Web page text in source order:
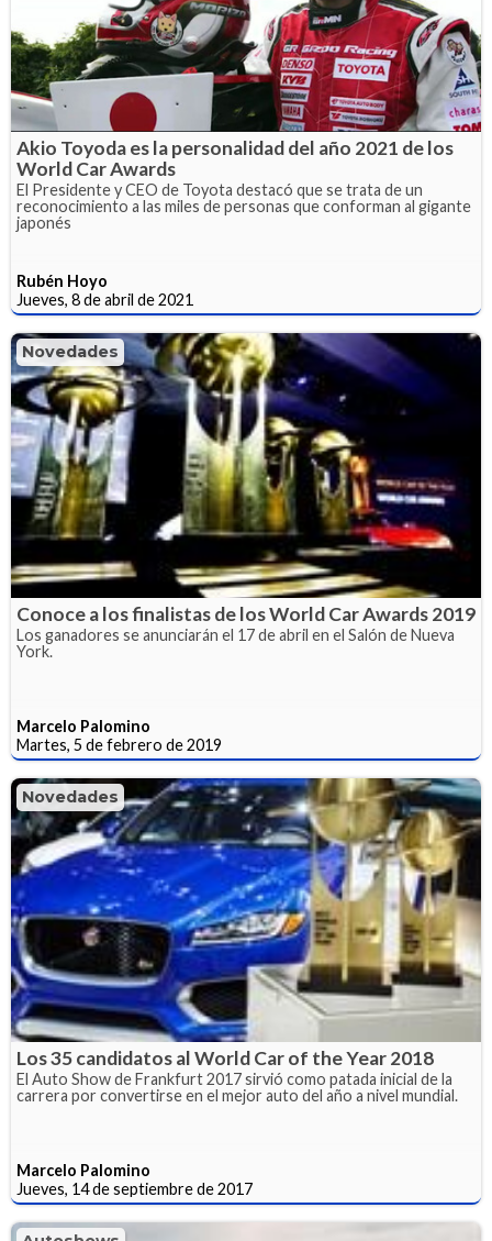
Akio Toyoda es la personalidad del año 2021 de los
World Car Awards
El Presidente y CEO de Toyota destacó que se trata de un
reconocimiento a las miles de personas que conforman al gigante
japonés
Rubén Hoyo
Jueves, 8 de abril de 2021
Novedades
Conoce a los finalistas de los World Car Awards 2019
Los ganadores se anunciarán el 17 de abril en el Salón de Nueva
York.
Marcelo Palomino
Martes, 5 de febrero de 2019
Novedades
Los 35 candidatos al World Car of the Year 2018
El Auto Show de Frankfurt 2017 sirvió como patada inicial de la
carrera por convertirse en el mejor auto del año a nivel mundial.
Marcelo Palomino
Jueves, 14 de septiembre de 2017